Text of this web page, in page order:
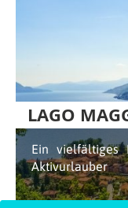
LAGO
Ein vielfältiges
Aktivurlauber